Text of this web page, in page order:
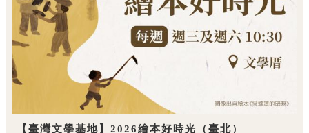
【臺灣文學基地】2026繪本好時光（臺北）